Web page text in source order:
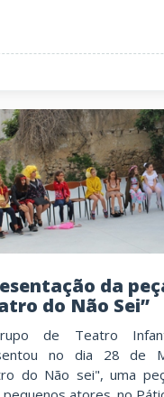
do Não Sei”
de Teatro
no dia 28 de
do Não sei", uma